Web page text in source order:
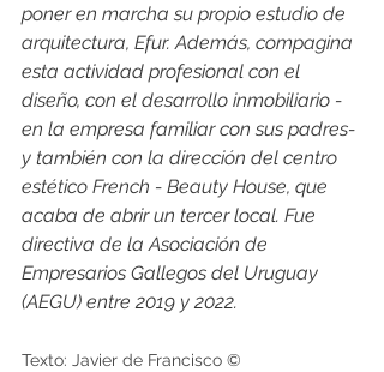
poner en marcha su propio estudio de
arquitectura, Efur. Además, compagina
esta actividad profesional con el
diseño, con el desarrollo inmobiliario -
en la empresa familiar con sus padres-
y también con la dirección del centro
estético French - Beauty House, que
acaba de abrir un tercer local. Fue
directiva de la Asociación de
Empresarios Gallegos del Uruguay
(AEGU) entre 2019 y 2022.
Texto: Javier de Francisco ©